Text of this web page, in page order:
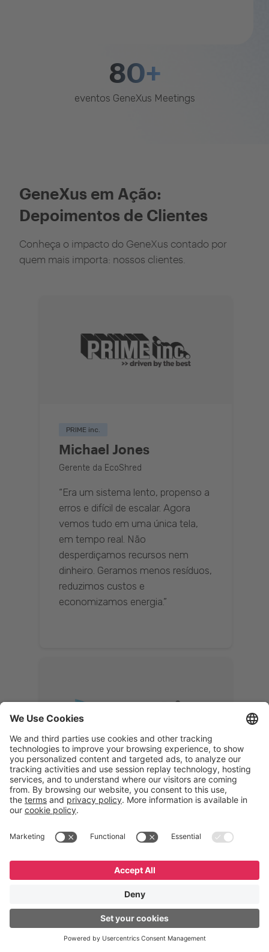
80+
eventos GeneXus Meetings
GeneXus em Ação:
Depoimentos de Clientes
Conheça o impacto do GeneXus contado por
quem mais importa: nossos clientes.
PRIME inc.
Michael Jones
Gerente da EcoShred
“Era um sistema lento, propenso a
erros e difícil de escalar. Agora
vemos tudo em uma única tela,
em tempo real. Não
desperdiçamos recursos nem
dinheiro. Geramos menos resíduos,
reduzimos custos e
economizamos energia.”
Memphis
Eduardo Ribeiro
CEO
uma solução 360°, que permite
logística reversa. Podemos
verificar, analisar, recondicionar e
reintegrar equipamentos à cadeia,